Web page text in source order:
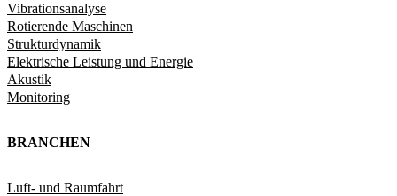
Vibrationsanalyse
Rotierende Maschinen
Strukturdynamik​
Elektrische Leistung und Energie​
Akustik
Monitoring
BRANCHEN
Luft- und Raumfahrt